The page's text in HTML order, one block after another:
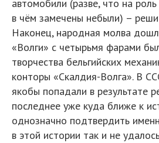
автомобили (разве, что на
в чём замечены небыли) –
Наконец, народная молва
«Волги» с четырьмя фарами
творчества бельгийских
конторы «Скалдия-Волга». В
якобы попадали в результате
последнее уже куда ближе к
однозначно подтвердить
в этой истории так и не